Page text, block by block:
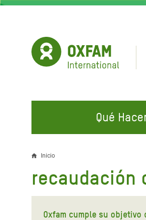
Pasar
Qué
EN QUÉ TRABAJAMOS
Agua y Servicios de
Saneamiento
ÚNETE A NUESTRAS
Climate Justice
Hands Off Our Spaces
Únete a Nuestra
enlaces
Inicio
recaudación
Oxfam cumple su